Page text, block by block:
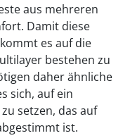
aus mehreren
Damit diese
es auf die
bestehen zu
daher ähnliche
sich, auf ein
setzen, das auf
ist.